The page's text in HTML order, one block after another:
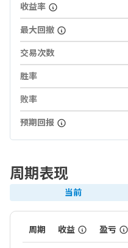
收益率
最大回撤
交易次数
胜率
败率
预期回报
周期表现
当前
周期 收益 盈亏